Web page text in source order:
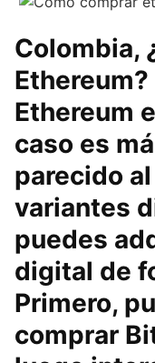
Colombia,
Ethereum
caso es
parecido
variantes
puedes
digital de
Primero,
comprar